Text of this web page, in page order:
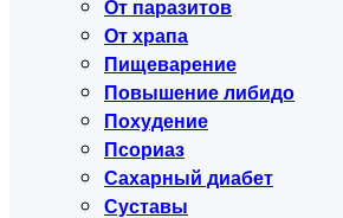
От паразитов
От храпа
Пищеварение
Повышение либидо
Похудение
Псориаз
Сахарный диабет
Суставы